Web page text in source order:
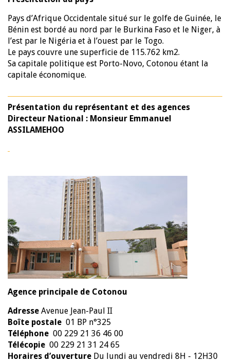
Pays d’Afrique Occidentale situé sur le golfe de Guinée, le
Bénin est bordé au nord par le Burkina Faso et le Niger, à
l’est par le Nigéria et à l’ouest par le Togo.
Le pays couvre une superficie de 115.762 km2.
Sa capitale politique est Porto-Novo, Cotonou étant la
capitale économique.
Présentation du représentant et des agences
Directeur National : Monsieur Emmanuel
ASSILAMEHOO
Agence principale de Cotonou
Adresse Avenue Jean-Paul II
Boîte postale 01 BP n°325
Téléphone 00 229 21 36 46 00
Télécopie 00 229 21 31 24 65
Horaires d’ouverture Du lundi au vendredi 8H - 12H30